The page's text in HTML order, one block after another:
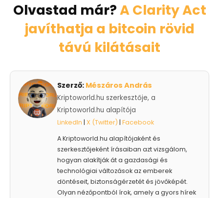
Olvastad már?A Clarity Act
javíthatja a bitcoin rövid
távú kilátásait
Szerző: Mészáros András
Kriptoworld.hu szerkesztője, a
Kriptoworld.hu alapítója
LinkedIn | X (Twitter) | Facebook
A Kriptoworld.hu alapítójaként és
szerkesztőjeként írásaiban azt vizsgálom,
hogyan alakítják át a gazdasági és
technológiai változások az emberek
döntéseit, biztonságérzetét és jövőképét.
Olyan nézőpontból írok, amely a gyors hírek